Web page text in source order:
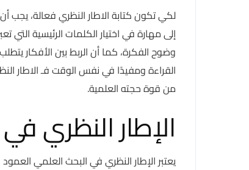
لكي تكون كتابة الاطار النظري فعالة،
إلى مهارة في اختيار الكلمات الرئيسية التي
وضوح الفكرة، كما أن الربط بين الأفكار
القراءة ومفيدًا في نفس الوقت فـ الاطار
من قوة حجته العلمية.
الإطار النظري
يعتبر الإطار النظري في البحث العلمي